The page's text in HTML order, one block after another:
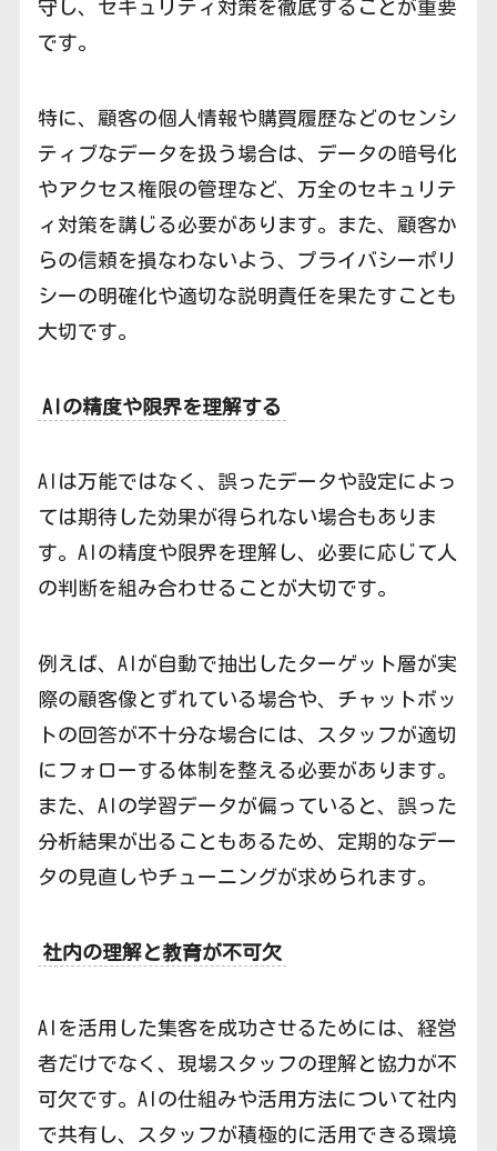
守し、セキュリティ対策を徹底することが重要
です。
特に、顧客の個人情報や購買履歴などのセンシ
ティブなデータを扱う場合は、データの暗号化
やアクセス権限の管理など、万全のセキュリテ
ィ対策を講じる必要があります。また、顧客か
らの信頼を損なわないよう、プライバシーポリ
シーの明確化や適切な説明責任を果たすことも
大切です。
AIの精度や限界を理解する
AIは万能ではなく、誤ったデータや設定によっ
ては期待した効果が得られない場合もありま
す。AIの精度や限界を理解し、必要に応じて人
の判断を組み合わせることが大切です。
例えば、AIが自動で抽出したターゲット層が実
際の顧客像とずれている場合や、チャットボッ
トの回答が不十分な場合には、スタッフが適切
にフォローする体制を整える必要があります。
また、AIの学習データが偏っていると、誤った
分析結果が出ることもあるため、定期的なデー
タの見直しやチューニングが求められます。
社内の理解と教育が不可欠
AIを活用した集客を成功させるためには、経営
者だけでなく、現場スタッフの理解と協力が不
可欠です。AIの仕組みや活用方法について社内
で共有し、スタッフが積極的に活用できる環境